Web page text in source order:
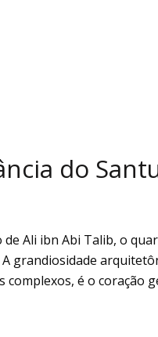
do
Ali ibn Abi Talib, o
grandiosidade
complexos, é o coração